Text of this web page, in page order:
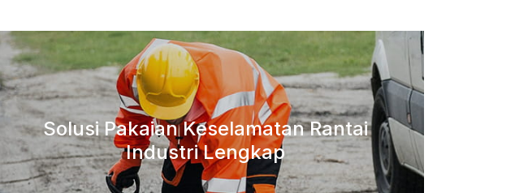
Solusi Pakaian Keselamatan Rantai
Industri Lengkap